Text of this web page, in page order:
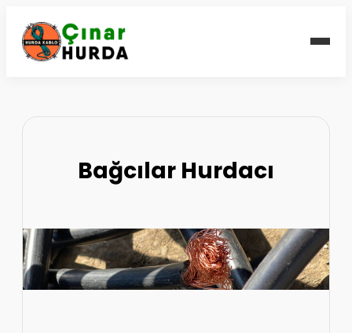
Bağcılar Hurdacı